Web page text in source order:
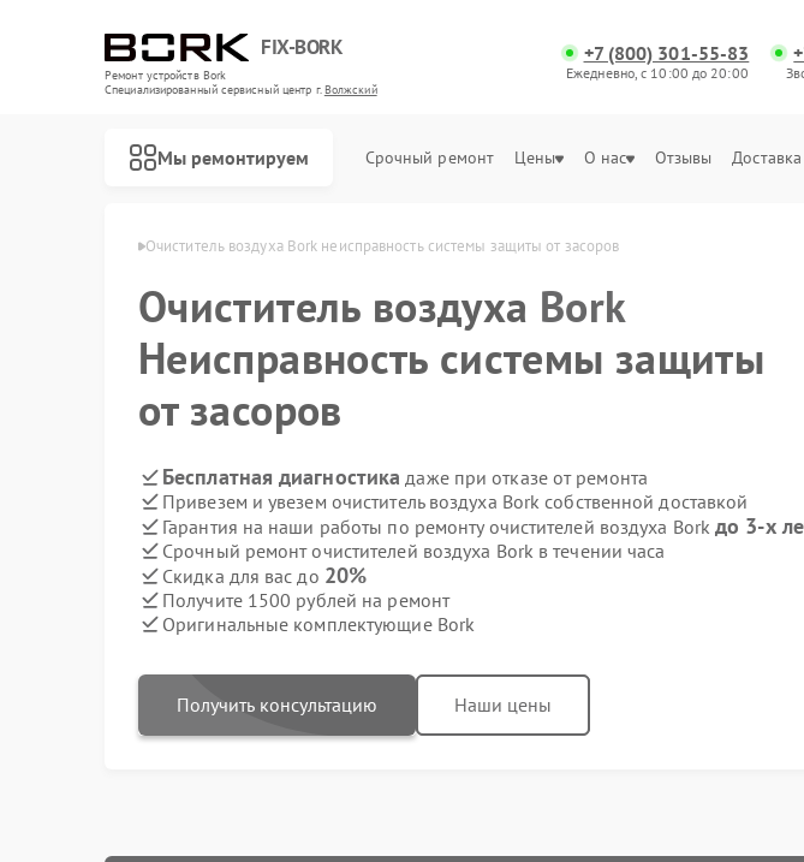
FIX-BORK
Ремонт устройств Bork
Специализированный cервисный центр г.Волжский
+7 (800) 301-55-83
Ежедневно, с 10:00 до 20:00
Мы ремонтируем Срочный ремонт Цены О нас Отзывы Доставка
Очиститель воздуха Bork неисправность системы защиты от засоров
Очиститель воздуха Bork
Неисправность системы защиты
от засоров
Бесплатная диагностика даже при отказе от ремонта
Привезем и увезем очиститель воздуха Bork собственной доставкой
Гарантия на наши работы по ремонту очистителей воздуха Bork до 3-х
Срочный ремонт очистителей воздуха Bork в течении часа
Скидка для вас до 20%
Получите 1500 рублей на ремонт
Оригинальные комплектующие Bork
Получить консультацию Наши цены